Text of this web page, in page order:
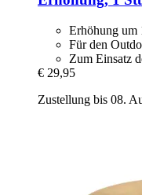
Erhöhung um
Für den
Zum Einsatz
€ 29,95
Zustellung bis 08.